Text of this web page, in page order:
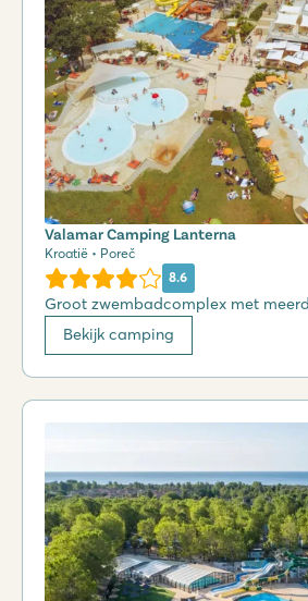
Valamar Camping Lanterna
Kroatië • Poreč
8.6
Groot zwembadcomplex met
Bekijk camping